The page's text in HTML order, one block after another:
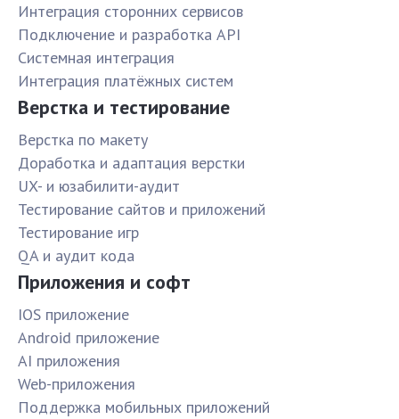
Интеграция сторонних сервисов
Подключение и разработка API
Системная интеграция
Интеграция платёжных систем
Верстка и тестирование
Верстка по макету
Доработка и адаптация верстки
UX- и юзабилити-аудит
Тестирование сайтов и приложений
Тестирование игр
QA и аудит кода
Приложения и софт
IOS приложение
Android приложение
AI приложения
Web-приложения
Поддержка мобильных приложений